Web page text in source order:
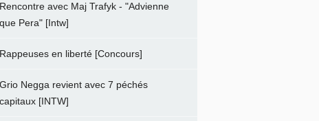
Rencontre avec Maj Trafyk - "Advienne
que Pera" [Intw]
Rappeuses en liberté [Concours]
Grio Negga revient avec 7 péchés
capitaux [INTW]